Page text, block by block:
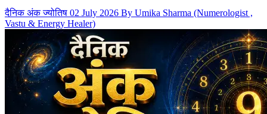
दैनिक अंक ज्योतिष 02 July 2026 By Umika Sharma (Numerologist ,
Vastu & Energy Healer)